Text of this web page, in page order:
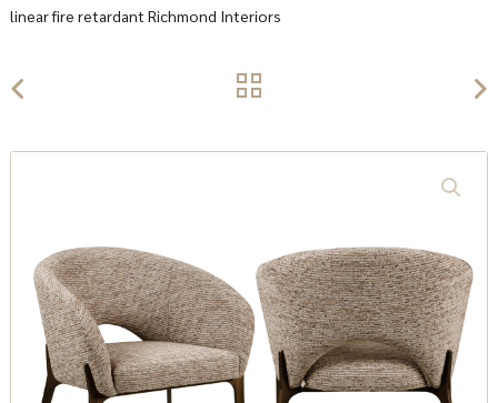
linear fire retardant Richmond Interiors